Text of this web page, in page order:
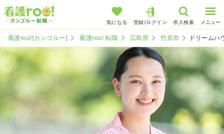
気になる 登録/ログイン 求人検索 メニュー
看護roo![カンゴルー] 看護roo! 転職 広島県 竹原市 ドリームハ